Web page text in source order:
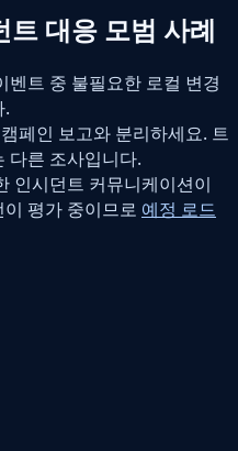
대응 모범 사례
벤트 중 불필요한 로컬 변경
.
페인 보고와 분리하세요. 트
다른 조사입니다.
인시던트 커뮤니케이션이
평가 중이므로 예정 로드